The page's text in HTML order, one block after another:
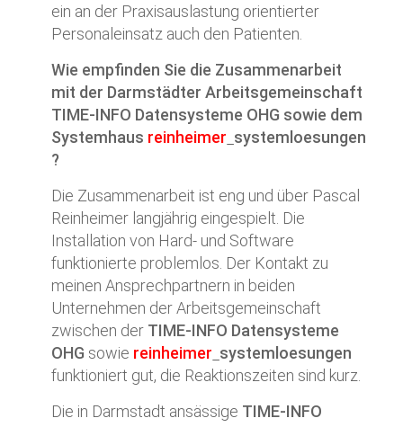
ein an der Praxisauslastung orientierter
Personaleinsatz auch den Patienten.
Wie empfinden Sie die Zusammenarbeit
mit der Darmstädter Arbeitsgemeinschaft
TIME-INFO Datensysteme OHG sowie dem
Systemhaus reinheimer systemloesungen
?
Die Zusammenarbeit ist eng und über Pascal
Reinheimer langjährig eingespielt. Die
Installation von Hard- und Software
funktionierte problemlos. Der Kontakt zu
meinen Ansprechpartnern in beiden
Unternehmen der Arbeitsgemeinschaft
zwischen der TIME-INFO Datensysteme
OHG sowie reinheimer systemloesungen
funktioniert gut, die Reaktionszeiten sind kurz.
Die in Darmstadt ansässige TIME-INFO